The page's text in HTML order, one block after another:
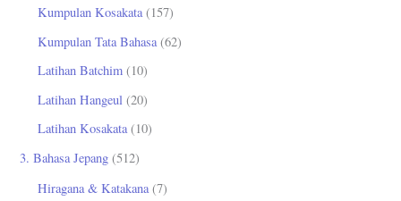
Kumpulan Kosakata(157)
Kumpulan Tata Bahasa (62)
Latihan Batchim (10)
Latihan Hangeul (20)
Latihan Kosakata(10)
3. Bahasa Jepang (512)
Hiragana & Katakana(7)